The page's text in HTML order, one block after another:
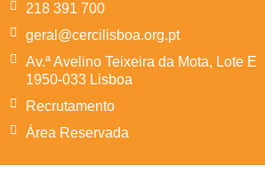
218 391 700
geral@cercilisboa.org.pt
Av.ª Avelino Teixeira da Mota, Lote E
1950-033 Lisboa
Recrutamento
Área Reservada